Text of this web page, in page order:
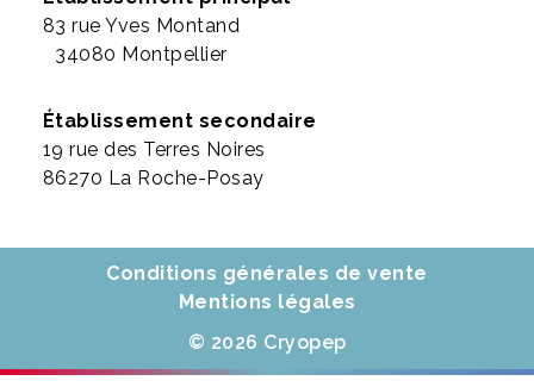
83 rue Yves Montand
34080 Montpellier
Établissement secondaire
19 rue des Terres Noires
86270 La Roche-Posay
Conditions générales de vente
Mentions légales
© 2026 Cryopep